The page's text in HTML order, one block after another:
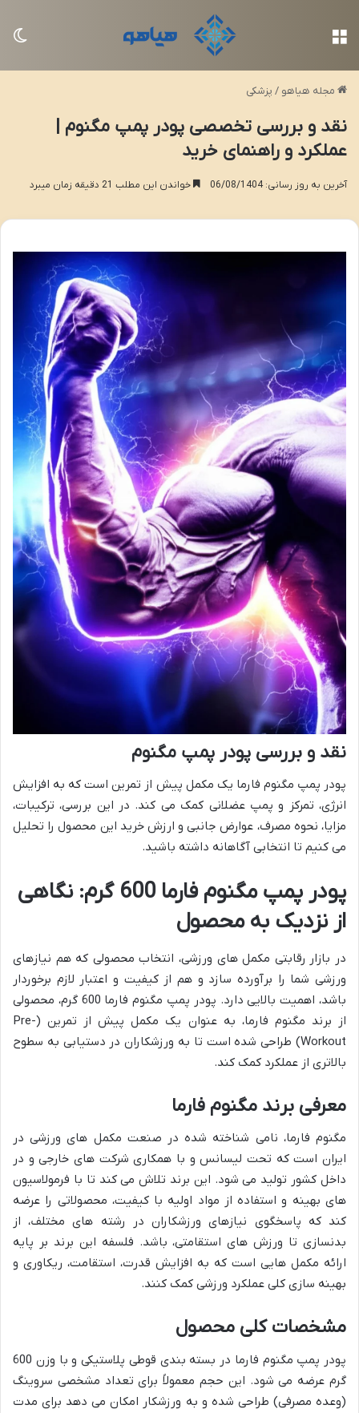
مجله هیاهو / پزشکی
نقد و بررسی تخصصی پودر پمپ مگنوم |
عملکرد و راهنمای خرید
آخرین به روز رسانی: 06/08/1404 خواندن این مطلب 21 دقیقه زمان میبرد
نقد و بررسی پودر پمپ مگنوم
پودر پمپ مگنوم فارما یک مکمل پیش از تمرین است که به افزایش
انرژی، تمرکز و پمپ عضلانی کمک می کند. در این بررسی، ترکیبات،
مزایا، نحوه مصرف، عوارض جانبی و ارزش خرید این محصول را تحلیل
می کنیم تا انتخابی آگاهانه داشته باشید.
پودر پمپ مگنوم فارما 600 گرم: نگاهی
از نزدیک به محصول
در بازار رقابتی مکمل های ورزشی، انتخاب محصولی که هم نیازهای
ورزشی شما را برآورده سازد و هم از کیفیت و اعتبار لازم برخوردار
باشد، اهمیت بالایی دارد. پودر پمپ مگنوم فارما 600 گرم، محصولی
از برند مگنوم فارما، به عنوان یک مکمل پیش از تمرین (Pre-
Workout) طراحی شده است تا به ورزشکاران در دستیابی به سطوح
بالاتری از عملکرد کمک کند.
معرفی برند مگنوم فارما
مگنوم فارما، نامی شناخته شده در صنعت مکمل های ورزشی در
ایران است که تحت لیسانس و با همکاری شرکت های خارجی و در
داخل کشور تولید می شود. این برند تلاش می کند تا با فرمولاسیون
های بهینه و استفاده از مواد اولیه با کیفیت، محصولاتی را عرضه
کند که پاسخگوی نیازهای ورزشکاران در رشته های مختلف، از
بدنسازی تا ورزش های استقامتی، باشد. فلسفه این برند بر پایه
ارائه مکمل هایی است که به افزایش قدرت، استقامت، ریکاوری و
بهینه سازی کلی عملکرد ورزشی کمک کنند.
مشخصات کلی محصول
پودر پمپ مگنوم فارما در بسته بندی قوطی پلاستیکی و با وزن 600
گرم عرضه می شود. این حجم معمولاً برای تعداد مشخصی سروینگ
(وعده مصرفی) طراحی شده و به ورزشکار امکان می دهد برای مدت